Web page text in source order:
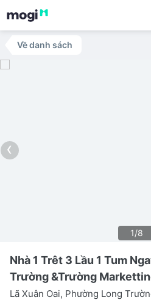
Về danh sách
‹
1/8
Nhà 1 Trêt 3 Lầu 1 Tum
Trường &Trường
Lã Xuân Oai, Phường Long